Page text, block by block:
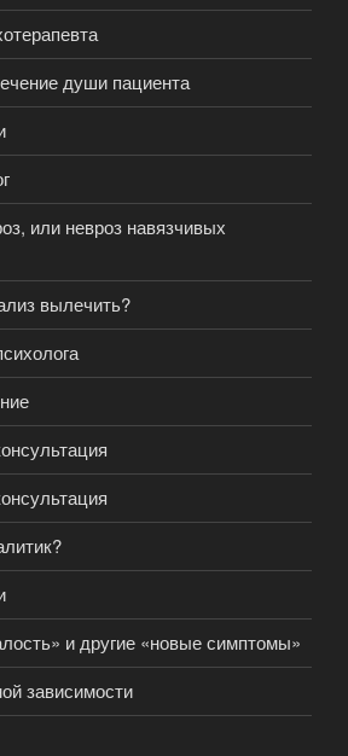
души пациента
или невроз навязчивых
вылечить?
и другие «новые симптомы»
зависимости